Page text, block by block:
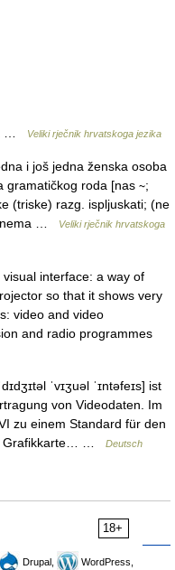
… Veliki rječnik hrvatskoga jezika
i još jedna ženska osoba
gramatičkog roda [nas ∼;
(triske) razg. ispljuskati; (ne
nema …
Veliki rječnik hrvatskoga
interface: a way of
so that it shows very
video and video
and radio programmes
ˈvɪʒuəl ˈɪntəfeɪs] ist
von Videodaten. Im
zu einem Standard für den
Grafikkarte… …
Deutsch
18+
Drupal,
WordPress,